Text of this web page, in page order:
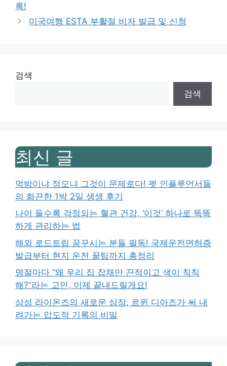
록!
미국여행 ESTA 부활절 비자 발급 및 신청
검색
검색
최신 글
먹방이냐 정모냐 그것이 문제로다! 펫 인플루언서들
의 화끈한 1박 2일 생생 후기
나이 들수록 걱정되는 혈관 건강, ‘이것’ 하나로 똑똑
하게 관리하는 법
해외 로드트립 꿈꾸시는 분들 필독! 국제운전면허증
발급부터 현지 운전 꿀팁까지 총정리
명절마다 “왜 우리 집 잡채만 끈적이고 색이 칙칙
해?”라는 고민, 이제 끝내드릴게요!
삼성 라이온즈의 새로운 심장, 르윈 디아즈가 써 내
려가는 압도적 기록의 비밀